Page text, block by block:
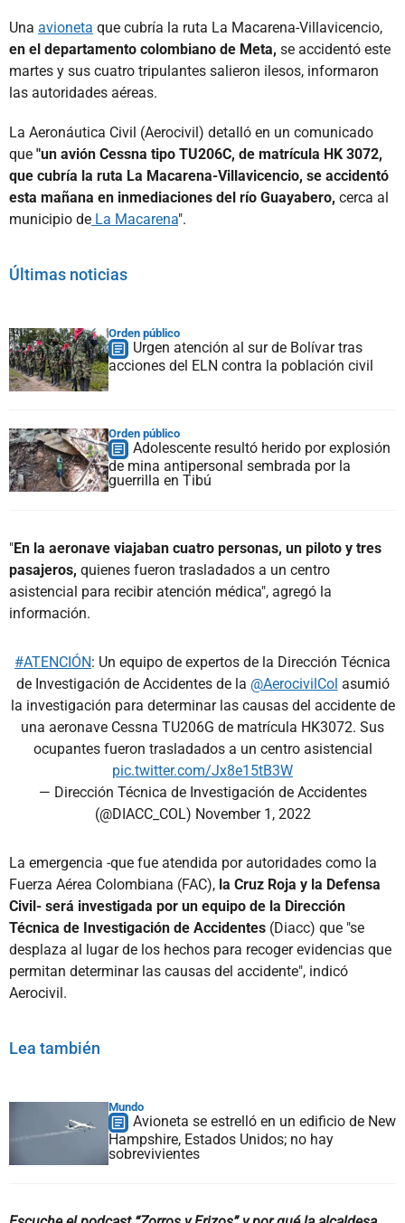
Una avioneta que cubría la ruta La Macarena-Villavicencio,
en el departamento colombiano de Meta, se accidentó este
martes y sus cuatro tripulantes salieron ilesos, informaron
las autoridades aéreas.
La Aeronáutica Civil (Aerocivil) detalló en un comunicado
que "un avión Cessna tipo TU206C, de matrícula HK 3072,
que cubría la ruta La Macarena-Villavicencio, se accidentó
esta mañana en inmediaciones del río Guayabero, cerca al
municipio de La Macarena".
Últimas noticias
Orden público
Urgen atención al sur de Bolívar tras
acciones del ELN contra la población civil
Orden público
Adolescente resultó herido por explosión
de mina antipersonal sembrada por la
guerrilla en Tibú
"En la aeronave viajaban cuatro personas, un piloto y tres
pasajeros, quienes fueron trasladados a un centro
asistencial para recibir atención médica", agregó la
información.
#ATENCIÓN: Un equipo de expertos de la Dirección Técnica
de Investigación de Accidentes de la @AerocivilCol asumió
la investigación para determinar las causas del accidente de
una aeronave Cessna TU206G de matrícula HK3072. Sus
ocupantes fueron trasladados a un centro asistencial
pic.twitter.com/Jx8e15tB3W
— Dirección Técnica de Investigación de Accidentes
(@DIACC_COL) November 1, 2022
La emergencia -que fue atendida por autoridades como la
Fuerza Aérea Colombiana (FAC), la Cruz Roja y la Defensa
Civil- será investigada por un equipo de la Dirección
Técnica de Investigación de Accidentes (Diacc) que "se
desplaza al lugar de los hechos para recoger evidencias que
permitan determinar las causas del accidente", indicó
Aerocivil.
Lea también
Mundo
Avioneta se estrelló en un edificio de New
Hampshire, Estados Unidos; no hay
sobrevivientes